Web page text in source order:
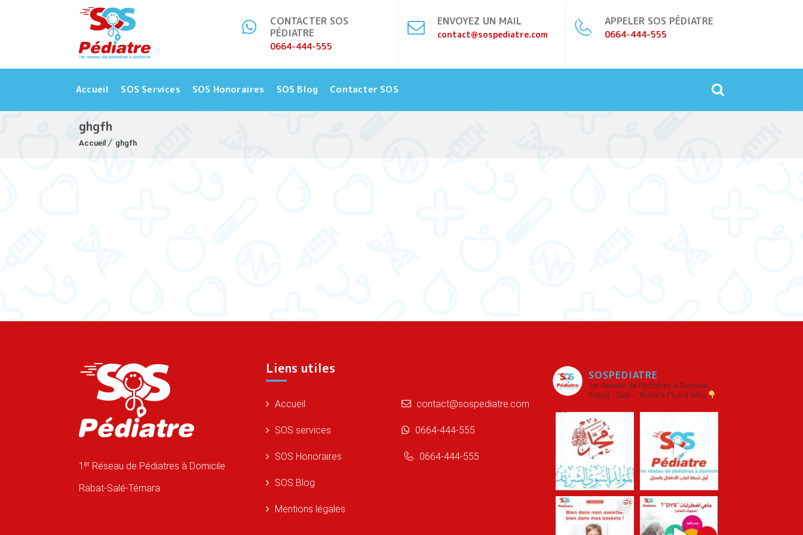
CONTACTER SOS
PÉDIATRE
0664-444-555
ENVOYEZ UN MAIL
contact@sospediatre.com
APPELER SOS PÉDIATRE
0664-444-555
Accueil SOS Services SOS Honoraires SOS Blog Contacter SOS
ghgfh
Accueil ghgfh
1 er Réseau de Pédiatres à Domicile
Rabat-Salé-Témara
Liens utiles
Accueil
SOS services
SOS Honoraires
SOS Blog
Mentions légales
contact@sospediatre.com
0664-444-555
0664-444-555
SOSPEDIATRE
1er Réseau de Pédiatres à Domicile
Rabat - Salé – Témara Plus d'infos